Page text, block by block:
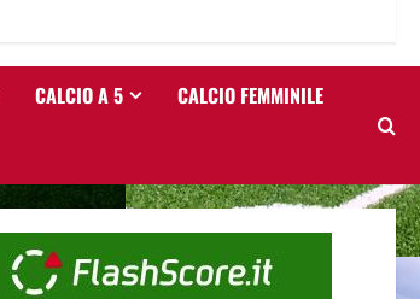
CALCIO A 5 CALCIO FEMMINILE